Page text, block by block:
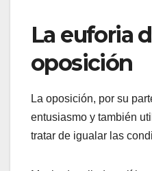
La euforia
oposición
La oposición, por su
entusiasmo y también
tratar de igualar las